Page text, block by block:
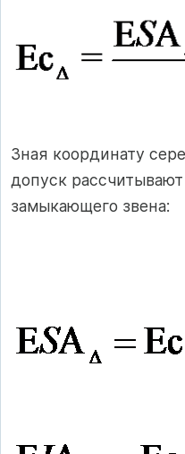
Зная координату
допуск
замыкающего звена: